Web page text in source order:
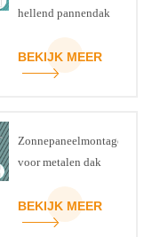
hellend pannendak
BEKIJK MEER
Zonnepaneelmontagesysteem
voor metalen dak
BEKIJK MEER